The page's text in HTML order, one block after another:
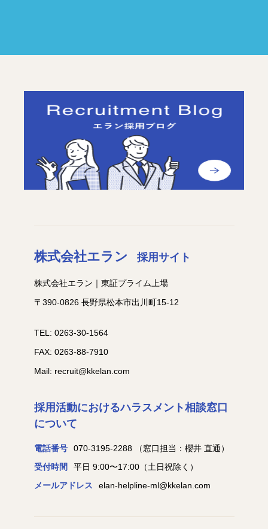
株式会社エラン 採用サイト
株式会社エラン｜東証プライム上場
〒390-0826 長野県松本市出川町15-12
TEL: 0263-30-1564
FAX: 0263-88-7910
Mail: recruit@kkelan.com
採用活動におけるハラスメント相談窓口
について
電話番号 070-3195-2288
（窓口担当：櫻井 直通）
受付時間
平日 9:00〜17:00（土日祝除く）
メールアドレス
elan-helpline-ml@kkelan.com